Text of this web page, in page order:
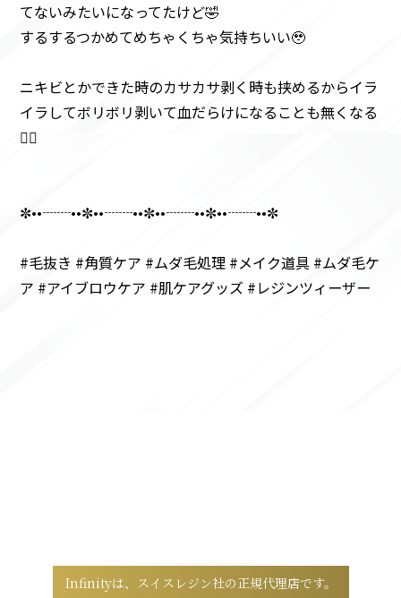
てないみたいになってたけど🤣
するするつかめてめちゃくちゃ気持ちいい🥹
ニキビとかできた時のカサカサ剥く時も挟めるからイラ
イラしてボリボリ剥いて血だらけになることも無くなる
ね🏻
✼••┈┈••✼••┈┈••✼••┈┈••✼••┈┈••✼
#毛抜き #角質ケア #ムダ毛処理 #メイク道具 #ムダ毛ケ
ア #アイブロウケア #肌ケアグッズ #レジンツィーザー
Infinityは、スイスレジン社の正規代理店です。